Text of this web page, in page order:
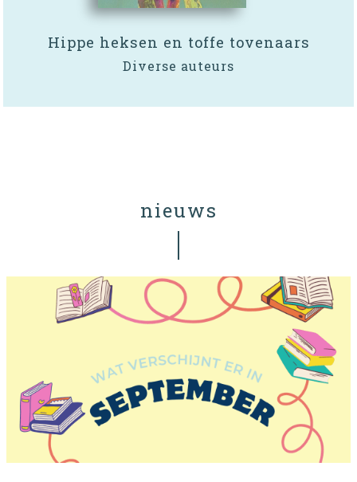
Hippe heksen en toffe tovenaars
Diverse auteurs
nieuws